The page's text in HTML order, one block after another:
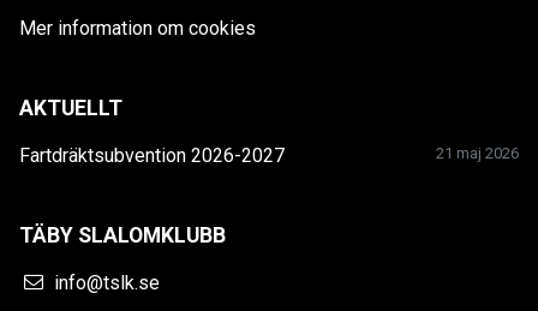
Mer information om cookies
AKTUELLT
Fartdräktsubvention 2026-2027 21 maj 2026
TÄBY SLALOMKLUBB
info@tslk.se